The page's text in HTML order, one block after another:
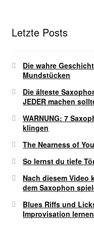
Letzte Posts
Die wahre
Mundstücken
Die älteste
JEDER machen
WARNUNG: 7
klingen
The Nearness of
So lernst du tiefe
Nach diesem Video
dem Saxophon
Blues Riffs und
Improvisation lernen